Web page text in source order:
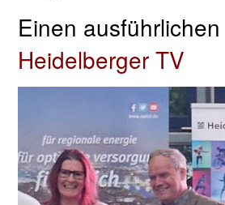
Einen
Heidelberger TV